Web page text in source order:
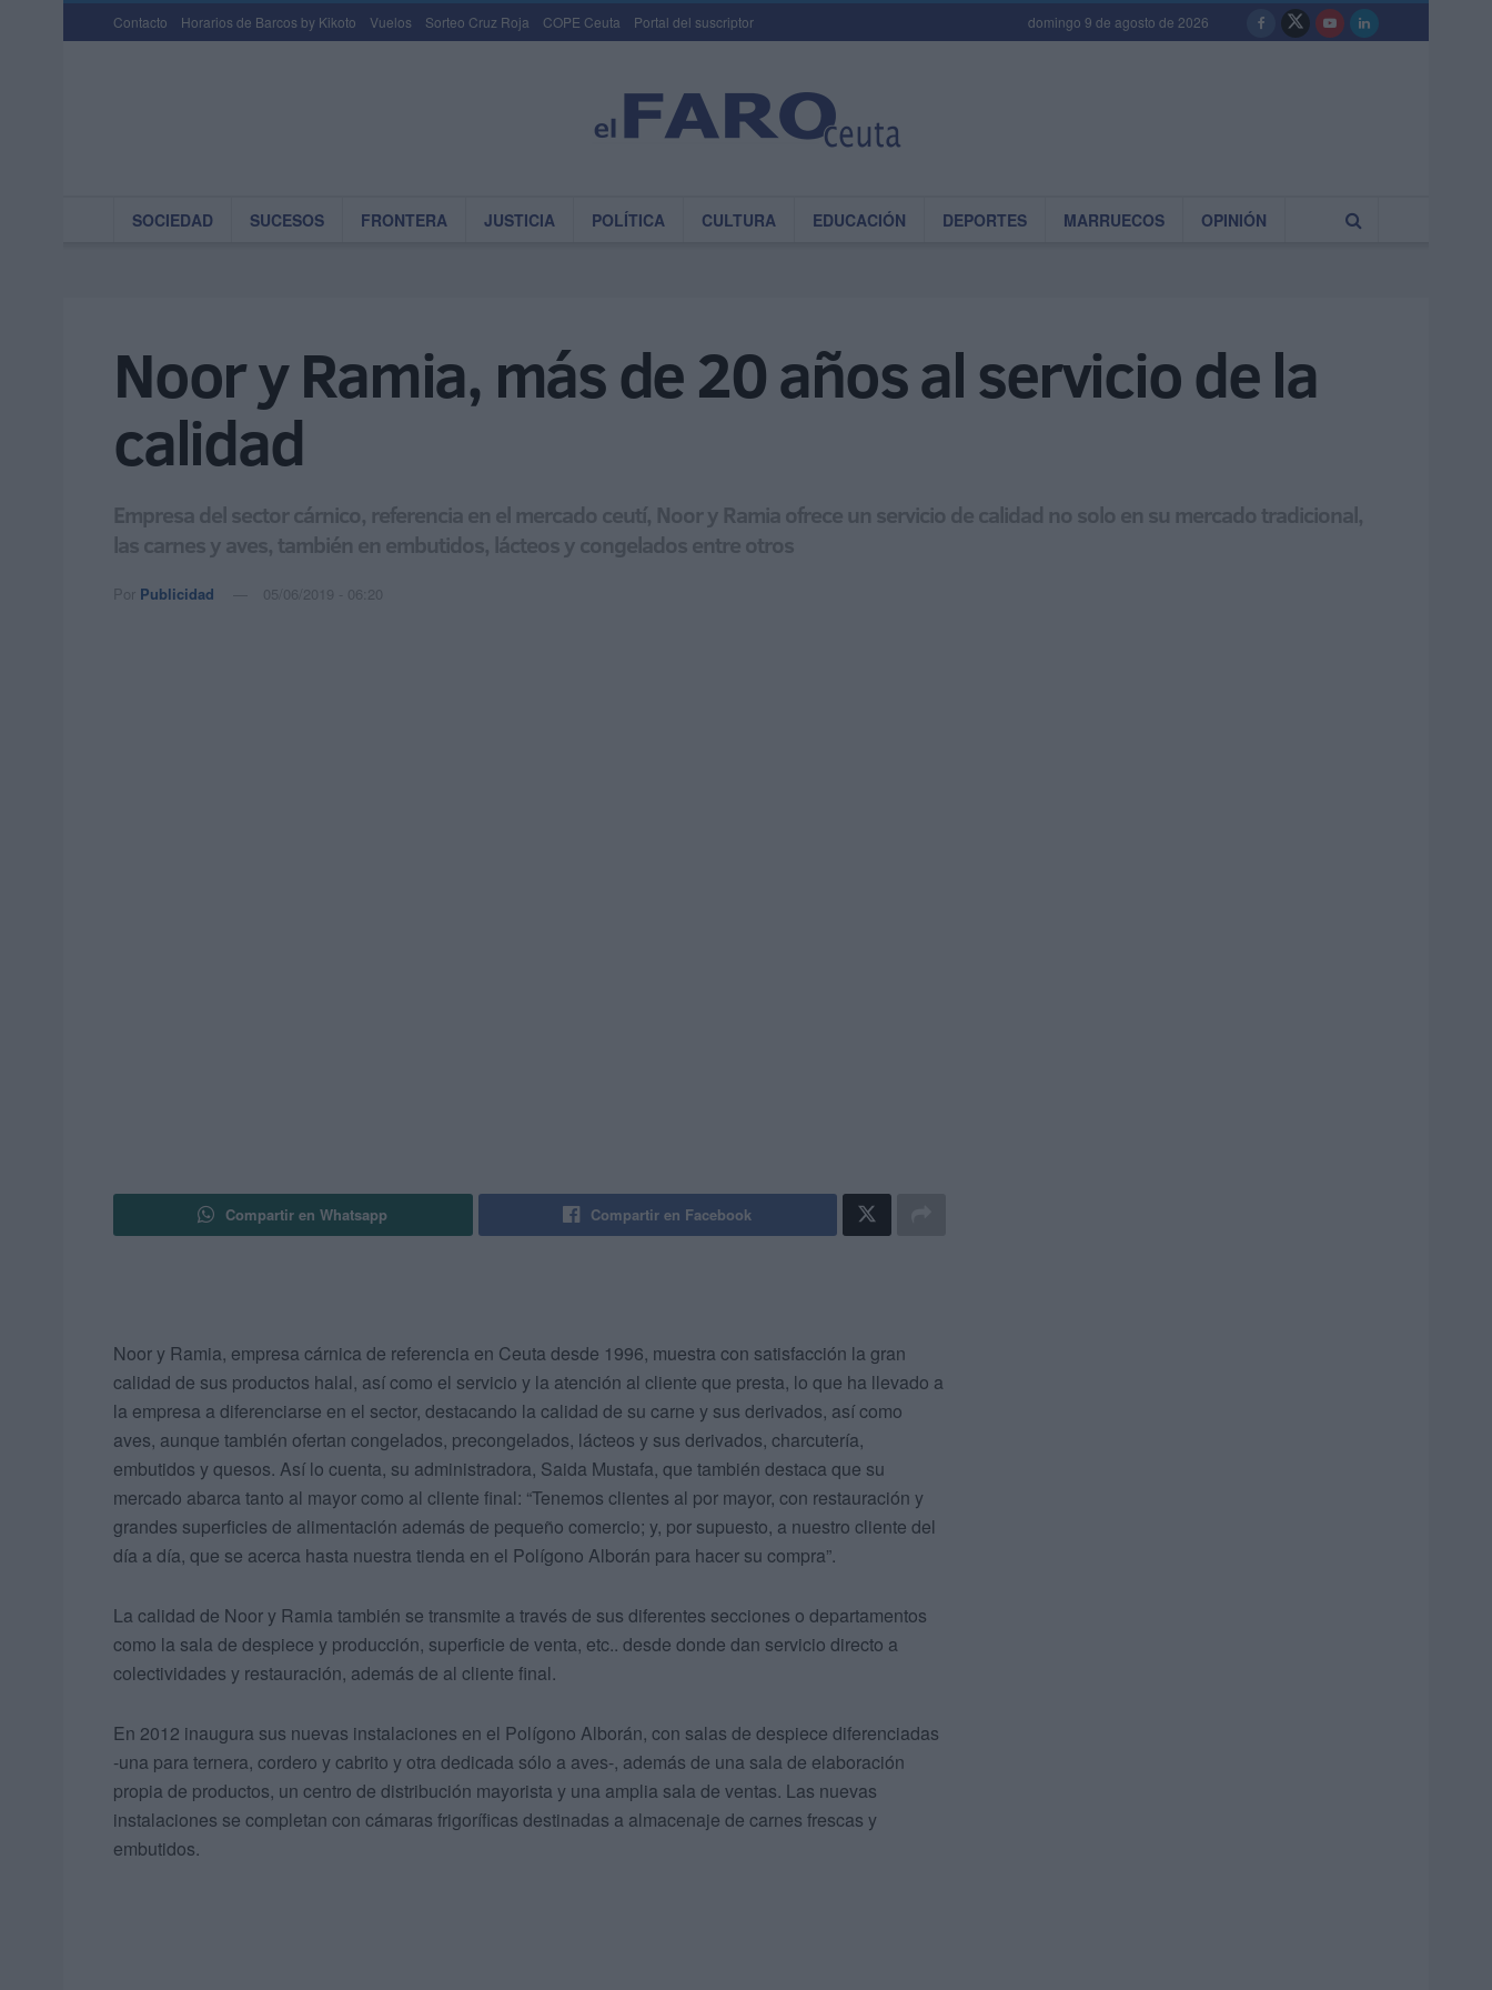
Contacto Horarios de Barcos by Kikoto Vuelos Sorteo Cruz Roja COPE Ceuta Portal del suscriptor domingo 9 de agosto de 2026
SOCIEDAD SUCESOS FRONTERA JUSTICIA POLÍTICA CULTURA EDUCACIÓN DEPORTES MARRUECOS OPINIÓN
Noor y Ramia, más de 20 años al servicio de la
calidad
Empresa del sector cárnico, referencia en el mercado ceutí, Noor y Ramia ofrece un servicio de calidad no solo en su mercado tradicional,
las carnes y aves, también en embutidos, lácteos y congelados entre otros
Por Publicidad 05/06/2019 - 06:20
Compartir en Whatsapp Compartir en Facebook
Noor y Ramia, empresa cárnica de referencia en Ceuta desde 1996, muestra con satisfacción la gran
calidad de sus productos halal, así como el servicio y la atención al cliente que presta, lo que ha llevado a
la empresa a diferenciarse en el sector, destacando la calidad de su carne y sus derivados, así como
aves, aunque también ofertan congelados, precongelados, lácteos y sus derivados, charcutería,
embutidos y quesos. Así lo cuenta, su administradora, Saida Mustafa, que también destaca que su
mercado abarca tanto al mayor como al cliente final: “Tenemos clientes al por mayor, con restauración y
grandes superficies de alimentación además de pequeño comercio; y, por supuesto, a nuestro cliente del
día a día, que se acerca hasta nuestra tienda en el Polígono Alborán para hacer su compra”.
La calidad de Noor y Ramia también se transmite a través de sus diferentes secciones o departamentos
como la sala de despiece y producción, superficie de venta, etc.. desde donde dan servicio directo a
colectividades y restauración, además de al cliente final.
En 2012 inaugura sus nuevas instalaciones en el Polígono Alborán, con salas de despiece diferenciadas
-una para ternera, cordero y cabrito y otra dedicada sólo a aves-, además de una sala de elaboración
propia de productos, un centro de distribución mayorista y una amplia sala de ventas. Las nuevas
instalaciones se completan con cámaras frigoríficas destinadas a almacenaje de carnes frescas y
embutidos.